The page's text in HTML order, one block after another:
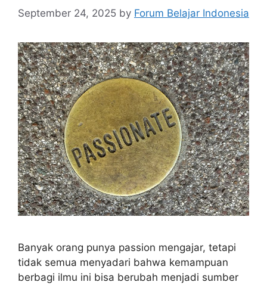
September 24, 2025 by Forum Belajar Indonesia
Banyak orang punya passion mengajar, tetapi
tidak semua menyadari bahwa kemampuan
berbagi ilmu ini bisa berubah menjadi sumber